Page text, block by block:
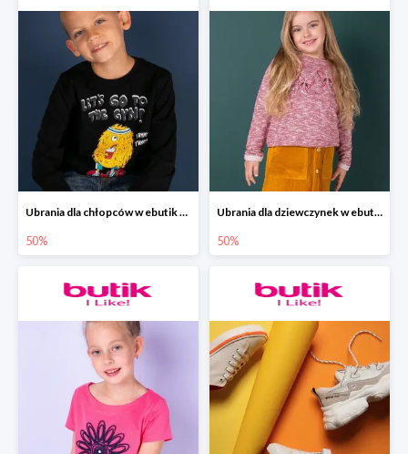
Ubrania dla chłopców w ebutik do -50%
50%
Ubrania dla dziewczynek w ebutik do -50%
50%